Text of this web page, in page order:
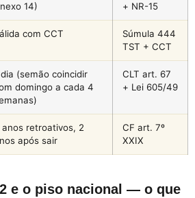
14)
+ NR-15
com CCT
Súmula 444
TST + CCT
dia (semão coincidir
domingo a cada 4
CLT art. 67
+ Lei 605/49
anos retroativos, 2
após sair
CF art. 7º
XXIX
e o piso nacional — o que